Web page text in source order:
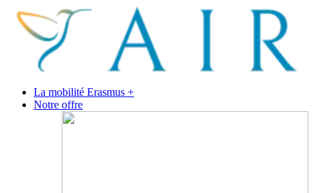
La mobilité Erasmus +
Notre offre